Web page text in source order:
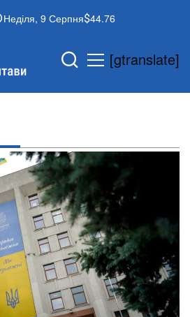
Неділя, 9 Серпня 44.76
[gtranslate]